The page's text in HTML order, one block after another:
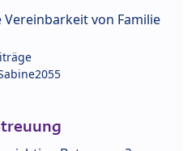
von Familie